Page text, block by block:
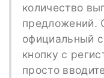
количество
предложений.
официальный
кнопку с
просто